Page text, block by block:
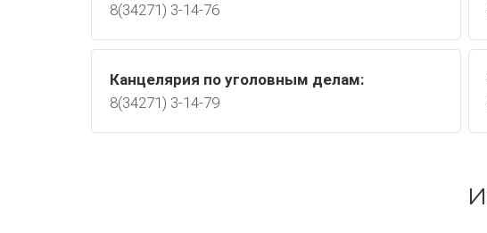
8(34271) 3-14-76
Канцелярия по уголовным делам:
8(34271) 3-14-79